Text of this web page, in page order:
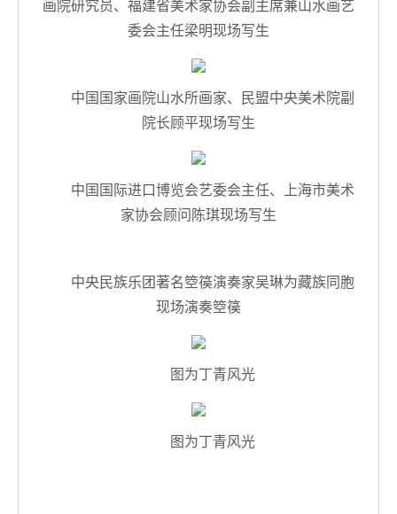
画院研究员、福建省美术家协会副主席兼山水画艺
委会主任梁明现场写生
中国国家画院山水所画家、民盟中央美术院副
院长顾平现场写生
中国国际进口博览会艺委会主任、上海市美术